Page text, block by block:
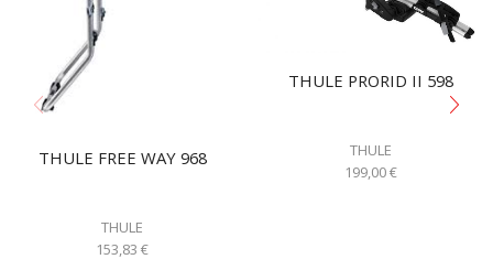
THULE FREE WAY 968
THULE
153,83 €
THULE PRORID II 598
THULE
199,00€